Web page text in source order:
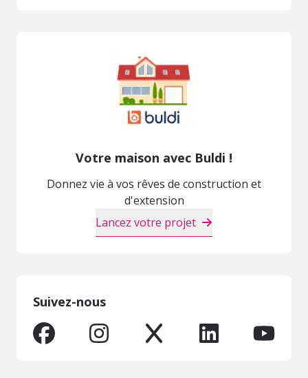
Votre maison avec Buldi !
Donnez vie à vos rêves de construction et
d'extension
Lancez votre projet
Suivez-nous